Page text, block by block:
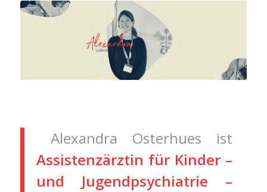
Alexandra Osterhues ist
Assistenzärztin für Kinder –
und Jugendpsychiatrie –